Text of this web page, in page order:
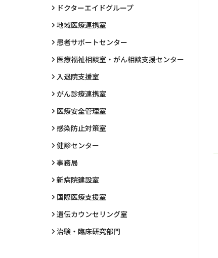
ドクターエイドグループ
地域医療連携室
患者サポートセンター
医療福祉相談室・がん相談支援センター
入退院支援室
がん診療連携室
医療安全管理室
感染防止対策室
健診センター
事務局
新病院建設室
国際医療支援室
遺伝カウンセリング室
治験・臨床研究部門